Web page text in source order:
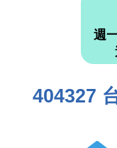
週
404327